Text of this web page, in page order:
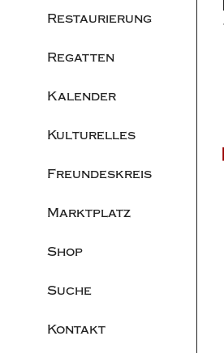
Restaurierung
Regatten
Kalender
Kulturelles
Freundeskreis
Marktplatz
Shop
Suche
Kontakt